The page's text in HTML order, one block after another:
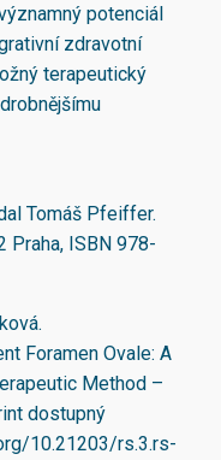
potenciál
zdravotní
terapeutický
Tomáš Pfeiffer.
Praha, ISBN 978-
Foramen Ovale: A
Method –
dostupný
10.21203/rs.3.rs-